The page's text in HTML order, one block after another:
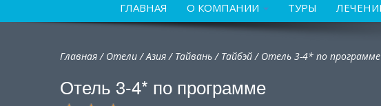
ГЛАВНАЯ О КОМПАНИИ ТУРЫ
Главная/ Отели/Азия/ Тайвань/ Тайбэй / Отель 3-4* по программе
Отель 3-4* по программе